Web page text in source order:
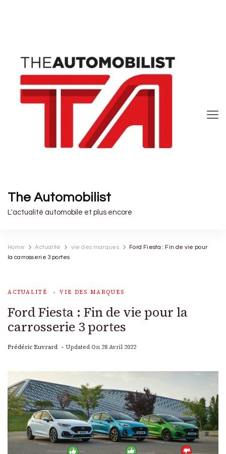
The Automobilist
L'actualité automobile et plus encore
Home Actualité vie des marques
Ford Fiesta : Fin de vie pour
la carrosserie 3 portes
ACTUALITÉ VIE DES MARQUES
Ford Fiesta : Fin de vie pour la
carrosserie 3 portes
Frédéric Euvrard Updated On 28 Avril 2022